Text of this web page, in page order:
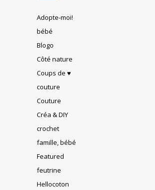
Adopte-moi!
bébé
Blogo
Côté nature
Coups de ♥
couture
Couture
Créa & DIY
crochet
famille, bébé
Featured
feutrine
Hellocoton